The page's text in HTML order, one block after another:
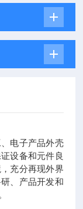
电子产品外壳
设备和元件良
充分再现外界
、产品开发和